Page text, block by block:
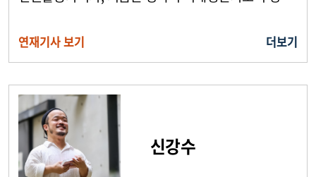
날에 ‘올해의 여성운동상’을 수상하였다. 저서로 2025
년 1월
연재기사 보기 더보기
신강수